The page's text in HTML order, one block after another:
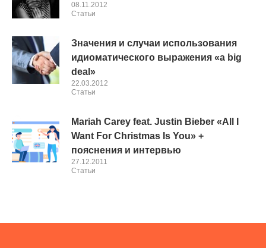
08.11.2012
Cтатьи
Значения и случаи использования
идиоматического выражения «a big
deal»
22.03.2012
Cтатьи
Mariah Carey feat. Justin Bieber «All I
Want For Christmas Is You» +
пояснения и интервью
27.12.2011
Cтатьи